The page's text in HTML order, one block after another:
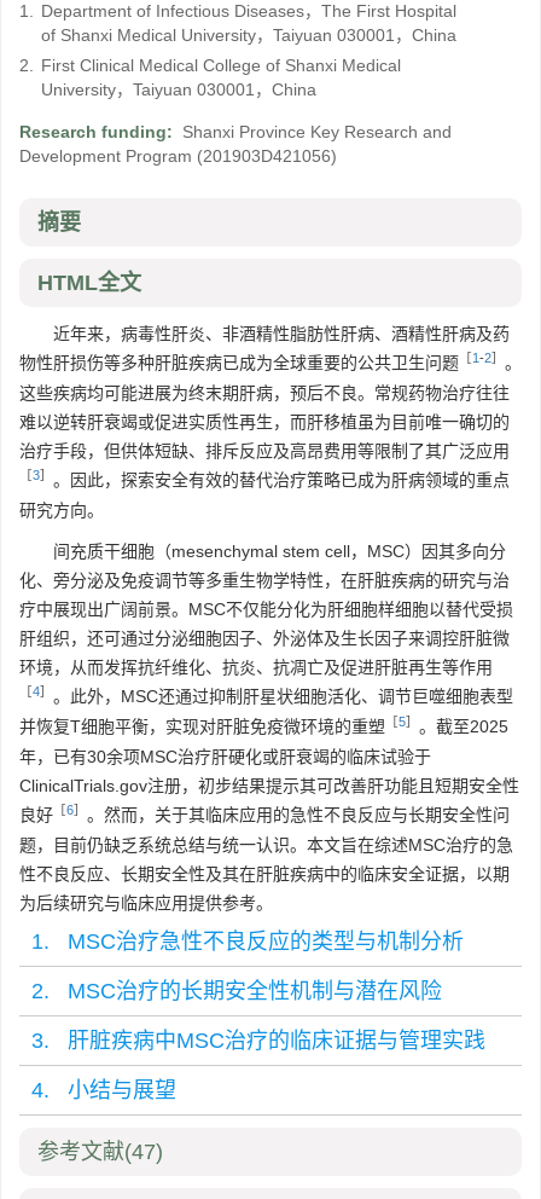
1. Department of Infectious Diseases，The First Hospital
of Shanxi Medical University，Taiyuan 030001，China
2. First Clinical Medical College of Shanxi Medical
University，Taiyuan 030001，China
Research funding:
Shanxi Province Key Research and
Development Program (201903D421056)
摘要
HTML全文
近年来，病毒性肝炎、非酒精性脂肪性肝病、酒精性肝病及药
物性肝损伤等多种肝脏疾病已成为全球重要的公共卫生问题 ［1-2］ 。
这些疾病均可能进展为终末期肝病，预后不良。常规药物治疗往往
难以逆转肝衰竭或促进实质性再生，而肝移植虽为目前唯一确切的
治疗手段，但供体短缺、排斥反应及高昂费用等限制了其广泛应用
［3］ 。因此，探索安全有效的替代治疗策略已成为肝病领域的重点
研究方向。
间充质干细胞（mesenchymal stem cell，MSC）因其多向分
化、旁分泌及免疫调节等多重生物学特性，在肝脏疾病的研究与治
疗中展现出广阔前景。MSC不仅能分化为肝细胞样细胞以替代受损
肝组织，还可通过分泌细胞因子、外泌体及生长因子来调控肝脏微
环境，从而发挥抗纤维化、抗炎、抗凋亡及促进肝脏再生等作用
［4］ 。此外，MSC还通过抑制肝星状细胞活化、调节巨噬细胞表型
并恢复T细胞平衡，实现对肝脏免疫微环境的重塑 ［5］ 。截至2025
年，已有30余项MSC治疗肝硬化或肝衰竭的临床试验于
ClinicalTrials.gov注册，初步结果提示其可改善肝功能且短期安全性
良好 ［6］ 。然而，关于其临床应用的急性不良反应与长期安全性问
题，目前仍缺乏系统总结与统一认识。本文旨在综述MSC治疗的急
性不良反应、长期安全性及其在肝脏疾病中的临床安全证据，以期
为后续研究与临床应用提供参考。
1. MSC治疗急性不良反应的类型与机制分析
2. MSC治疗的长期安全性机制与潜在风险
3. 肝脏疾病中MSC治疗的临床证据与管理实践
4. 小结与展望
参考文献(47)